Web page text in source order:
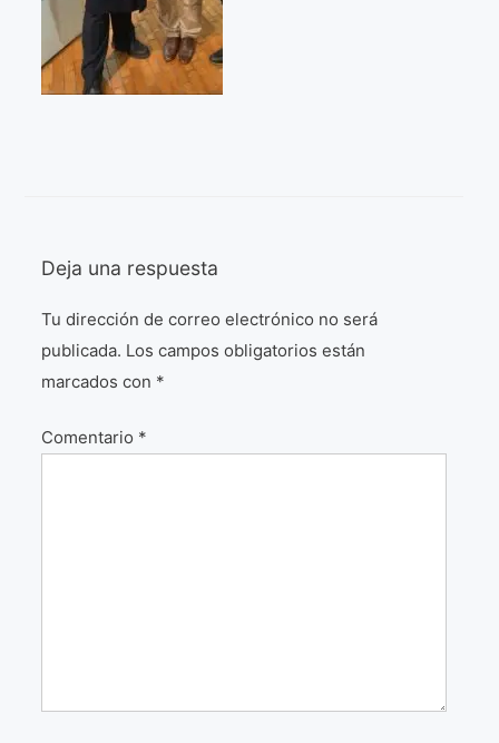
Expositions
Bruit de gommettes Paris 2025
Exposición París 2021 “Traverser ton miroir” «A
través de tu espejo»
La Formule de l’art París 2020
L’art Colombien à Paris 2019
L’art Latino-américain à Paris 2019
Deja una respuesta
Tu dirección de correo electrónico no será
publicada. Los campos obligatorios están
marcados con *
Comentario *